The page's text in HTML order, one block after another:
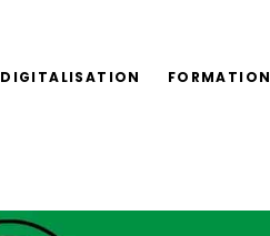
DIGITALISATION FORMATION